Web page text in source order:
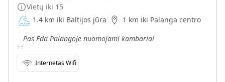
Vietų iki 15
1.4 km iki Baltijos jūra
1 km iki Palanga centro
„Pas Eda Palangoje nuomojami kambariai
Internetas Wifi